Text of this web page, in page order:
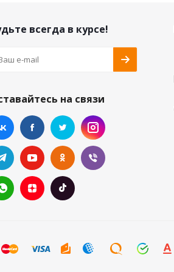
всегда в курсе!
на связи